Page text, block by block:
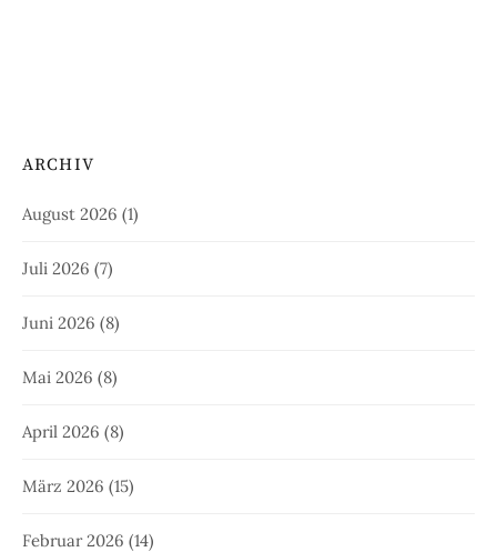
ARCHIV
August 2026 (1)
Juli 2026 (7)
Juni 2026 (8)
Mai 2026 (8)
April 2026 (8)
März 2026 (15)
Februar 2026 (14)